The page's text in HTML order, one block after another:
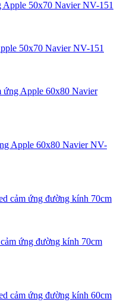
50x70 Navier NV-151
Apple 60x80 Navier NV-
ứng đường kính 70cm